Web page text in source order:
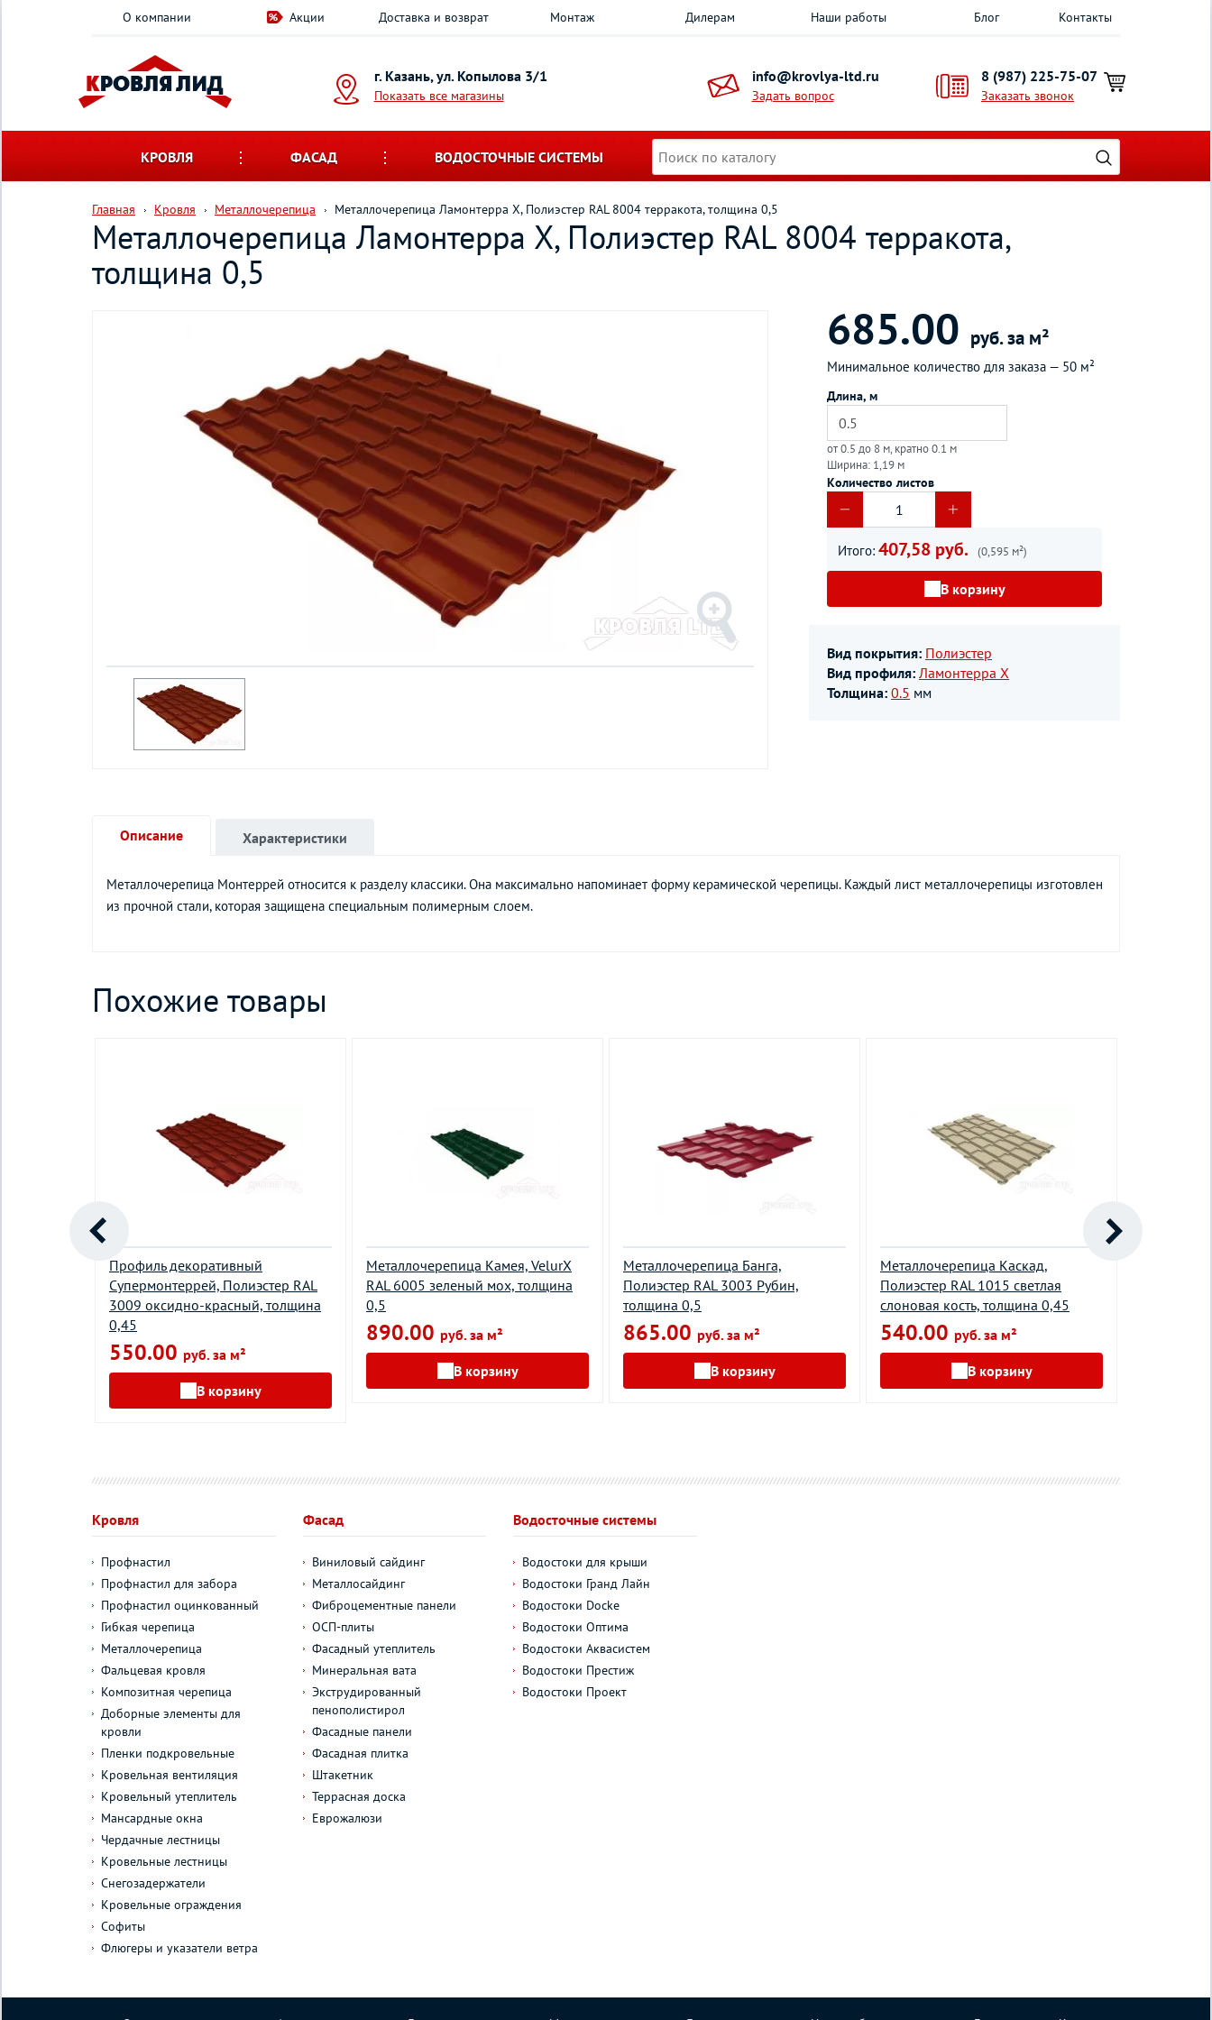
О компании Акции Доставка и возврат Монтаж Дилерам Наши работы Блог Контакты
г. Казань, ул. Копылова 3/1
Показать все магазины
info@krovlya-ltd.ru
Задать вопрос
8 (987) 225-75-07
Заказать звонок
КРОВЛЯ ФАСАД ВОДОСТОЧНЫЕ СИСТЕМЫ
Главная Кровля Металлочерепица Металлочерепица Ламонтерра Х, Полиэстер RAL 8004 терракота, толщина 0,5
Металлочерепица Ламонтерра Х, Полиэстер RAL 8004 терракота,
толщина 0,5
685.00 руб. за м²
Минимальное количество для заказа — 50 м²
Длина, м
от 0.5 до 8 м, кратно 0.1 м
Ширина: 1,19 м
Количество листов
Итого: 407,58 руб. (0,595 м²)
В корзину
Вид покрытия: Полиэстер
Вид профиля: Ламонтерра Х
Толщина: 0.5 мм
Описание
Металлочерепица Монтеррей относится к разделу классики. Она максимально напоминает форму керамической черепицы. Каждый лист металлочерепицы изготовлен
из прочной стали, которая защищена специальным полимерным слоем.
Характеристики
Похожие товары
Профиль декоративный
Супермонтеррей, Полиэстер RAL
3009 оксидно-красный, толщина
0,45
550.00 руб. за м²
В корзину
Металлочерепица Камея, VelurХ
RAL 6005 зеленый мох, толщина
0,5
890.00 руб. за м²
В корзину
Металлочерепица Банга,
Полиэстер RAL 3003 Рубин,
толщина 0,5
865.00 руб. за м²
В корзину
Металлочерепица Каскад,
Полиэстер RAL 1015 светлая
слоновая кость, толщина 0,45
540.00 руб. за м²
В корзину
Кровля
Профнастил
Профнастил для забора
Профнастил оцинкованный
Гибкая черепица
Металлочерепица
Фальцевая кровля
Композитная черепица
Доборные элементы для
кровли
Пленки подкровельные
Кровельная вентиляция
Кровельный утеплитель
Мансардные окна
Чердачные лестницы
Кровельные лестницы
Снегозадержатели
Кровельные ограждения
Софиты
Флюгеры и указатели ветра
Фасад
Виниловый сайдинг
Металлосайдинг
Фиброцементные панели
ОСП-плиты
Фасадный утеплитель
Минеральная вата
Экструдированный
пенополистирол
Фасадные панели
Фасадная плитка
Штакетник
Террасная доска
Еврожалюзи
Водосточные системы
Водостоки для крыши
Водостоки Гранд Лайн
Водостоки Docke
Водостоки Оптима
Водостоки Аквасистем
Водостоки Престиж
Водостоки Проект